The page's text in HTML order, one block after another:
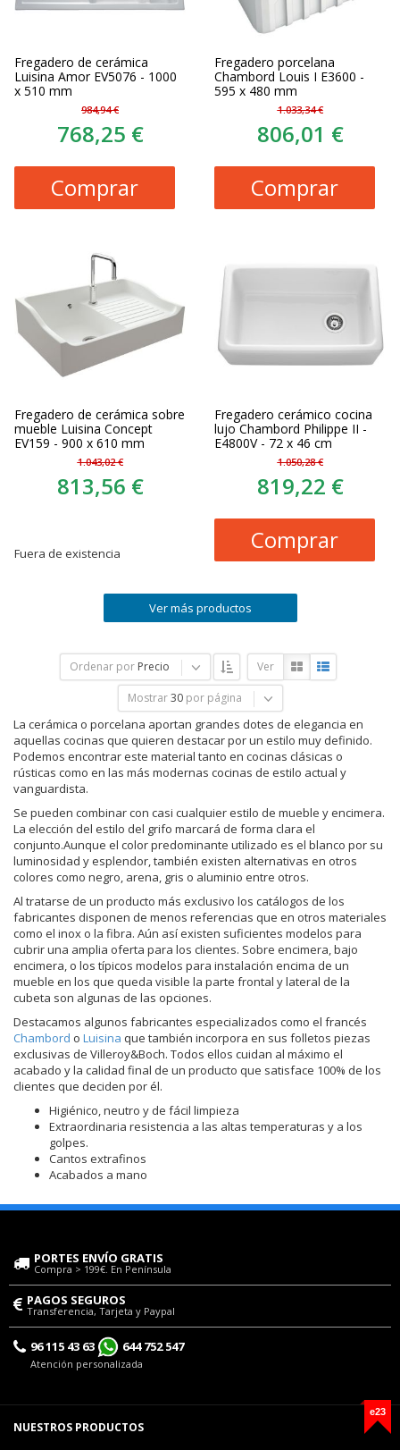
Fregadero de cerámica
Luisina Amor EV5076 - 1000
x 510 mm
984,94 €
768,25 €
Comprar
Fregadero porcelana
Chambord Louis I E3600 -
595 x 480 mm
1.033,34 €
806,01 €
Comprar
Fregadero de cerámica sobre
mueble Luisina Concept
EV159 - 900 x 610 mm
1.043,02 €
813,56 €
Fuera de existencia
Fregadero cerámico cocina
lujo Chambord Philippe II -
E4800V - 72 x 46 cm
1.050,28 €
819,22 €
Comprar
Ver más productos
Ordenar por Precio Ver
Mostrar 30 por página
La cerámica o porcelana aportan grandes dotes de elegancia en
aquellas cocinas que quieren destacar por un estilo muy definido.
Podemos encontrar este material tanto en cocinas clásicas o
rústicas como en las más modernas cocinas de estilo actual y
vanguardista.
Se pueden combinar con casi cualquier estilo de mueble y encimera.
La elección del estilo del grifo marcará de forma clara el
conjunto.Aunque el color predominante utilizado es el blanco por su
luminosidad y esplendor, también existen alternativas en otros
colores como negro, arena, gris o aluminio entre otros.
Al tratarse de un producto más exclusivo los catálogos de los
fabricantes disponen de menos referencias que en otros materiales
como el inox o la fibra. Aún así existen suficientes modelos para
cubrir una amplia oferta para los clientes. Sobre encimera, bajo
encimera, o los típicos modelos para instalación encima de un
mueble en los que queda visible la parte frontal y lateral de la
cubeta son algunas de las opciones.
Destacamos algunos fabricantes especializados como el francés
Chambord o Luisina que también incorpora en sus folletos piezas
exclusivas de Villeroy&Boch. Todos ellos cuidan al máximo el
acabado y la calidad final de un producto que satisface 100% de los
clientes que deciden por él.
Higiénico, neutro y de fácil limpieza
Extraordinaria resistencia a las altas temperaturas y a los
golpes.
Cantos extrafinos
Acabados a mano
PORTES ENVÍO GRATIS
Compra > 199€. En Península
PAGOS SEGUROS
Transferencia, Tarjeta y Paypal
96 115 43 63 644 752 547
Atención personalizada
e23
NUESTROS PRODUCTOS